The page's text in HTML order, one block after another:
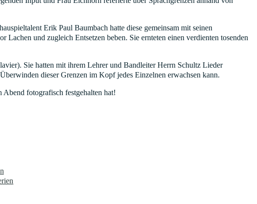
Erik Paul Baumbach hatte diese gemeinsam mit seinen
und zugleich Entsetzen beben. Sie ernteten einen verdienten tosenden
Sie hatten mit ihrem Lehrer und Bandleiter Herrn Schultz Lieder
dieser Grenzen im Kopf jedes Einzelnen erwachsen kann.
fotografisch festgehalten hat!